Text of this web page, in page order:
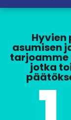
Hyvien
asumisen
tarjoamme
jotka